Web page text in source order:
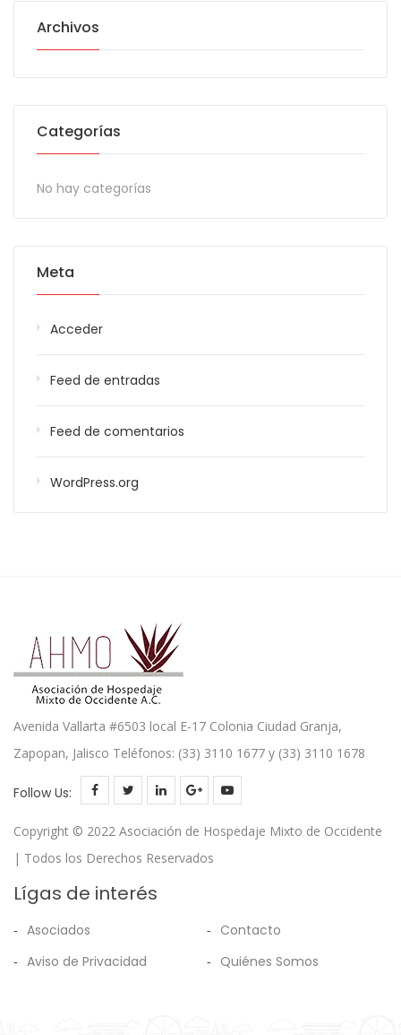
Archivos
Categorías
No hay categorías
Meta
Acceder
Feed de entradas
Feed de comentarios
WordPress.org
Avenida Vallarta #6503 local E-17 Colonia Ciudad Granja,
Zapopan, Jalisco Teléfonos: (33) 3110 1677 y (33) 3110 1678
Follow Us:
Copyright © 2022 Asociación de Hospedaje Mixto de Occidente
| Todos los Derechos Reservados
Lígas de interés
Asociados
Aviso de Privacidad
Contacto
Quiénes Somos